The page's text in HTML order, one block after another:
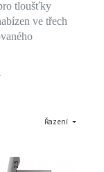
tloušťky
ve třech
Řazení